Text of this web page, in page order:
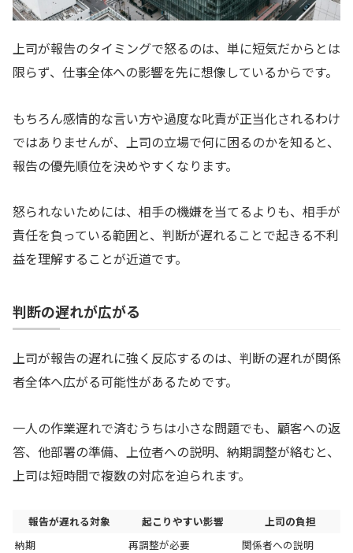
上司が報告のタイミングで怒るのは、単に短気だからとは
限らず、仕事全体への影響を先に想像しているからです。
もちろん感情的な言い方や過度な叱責が正当化されるわけ
ではありませんが、上司の立場で何に困るのかを知ると、
報告の優先順位を決めやすくなります。
怒られないためには、相手の機嫌を当てるよりも、相手が
責任を負っている範囲と、判断が遅れることで起きる不利
益を理解することが近道です。
判断の遅れが広がる
上司が報告の遅れに強く反応するのは、判断の遅れが関係
者全体へ広がる可能性があるためです。
一人の作業遅れで済むうちは小さな問題でも、顧客への返
答、他部署の準備、上位者への説明、納期調整が絡むと、
上司は短時間で複数の対応を迫られます。
報告が遅れる対象 起こりやすい影響
上司の負担
納期
再調整が必要
関係者への説明